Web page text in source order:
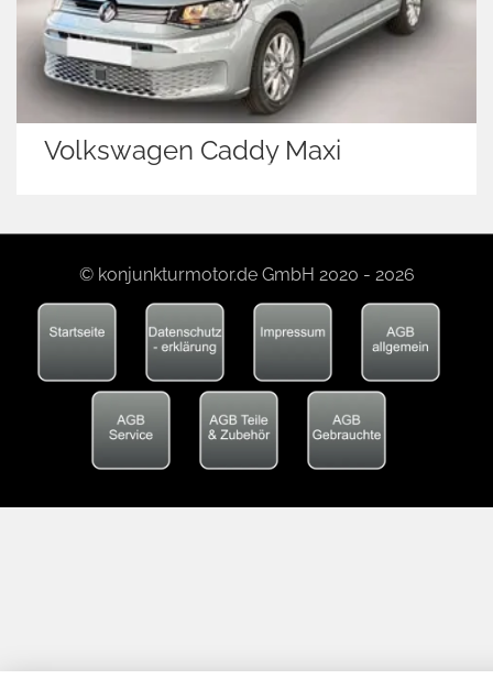
Maxi Skoda Kodiaq
© konjunkturmotor.de GmbH 2020 - 2026